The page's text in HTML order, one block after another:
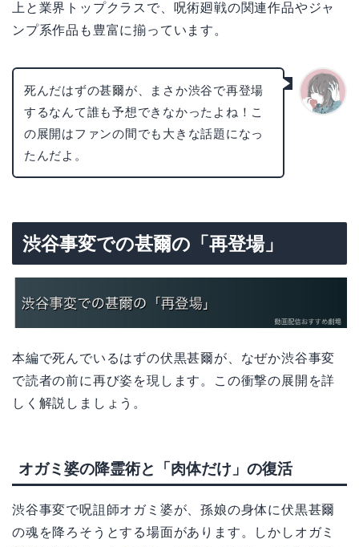
上と業界トップクラスで、呪術廻戦の関連作品やジャ
ンプ系作品も豊富に揃っています。
死んだはずの甚爾が、まさか渋谷で再登場
するなんて誰も予想できなかったよね！こ
の展開はファンの間でも大きな話題になっ
たんだよ。
渋谷事変での甚爾の「再登場」
本編で死んでいるはずの伏黒甚爾が、なぜか渋谷事変
で読者の前に再び姿を現します。この衝撃の展開を詳
しく解説しましょう。
オガミ婆の降霊術と「肉体だけ」の復活
渋谷事変で呪詛師オガミ婆が、孫娘の身体に伏黒甚爾
の魂を降ろそうとする場面があります。しかしオガミ